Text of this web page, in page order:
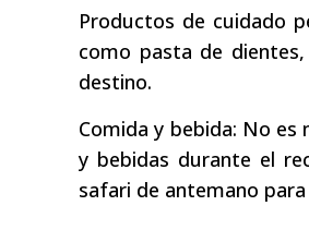
Productos de cuidado
como pasta de
destino.
Comida y bebida: No es
y bebidas durante el
safari de antemano